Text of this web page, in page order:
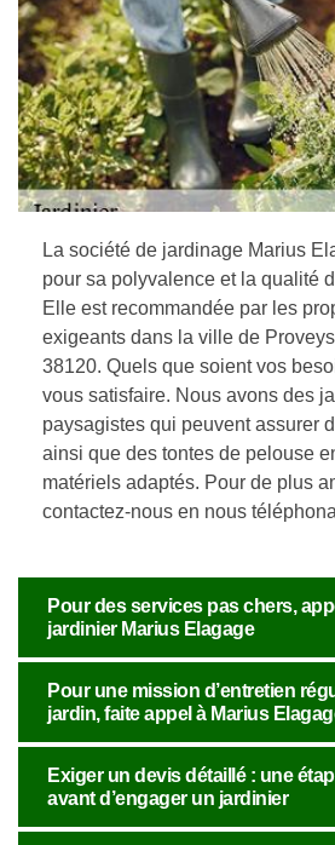
La société de jardinage Marius
pour sa polyvalence et la qualité
Elle est recommandée par les
exigeants dans la ville de
38120. Quels que soient vos
vous satisfaire. Nous avons des
paysagistes qui peuvent assurer
ainsi que des tontes de pelouse
matériels adaptés. Pour de plus
contactez-nous en nous
Pour des services pas chers,
jardinier Marius Elagage
Pour une mission d’entretien
jardin, faite appel à Marius
Exiger un devis détaillé : une
avant d’engager un jardinier